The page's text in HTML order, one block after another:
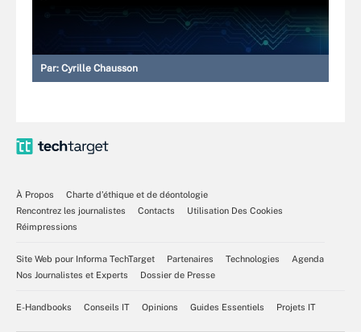
Par: Cyrille Chausson
À Propos
Charte d’éthique et de déontologie
Rencontrez les journalistes
Contacts
Utilisation Des Cookies
Réimpressions
Site Web pour Informa TechTarget Partenaires Technologies
Agenda
Nos Journalistes et Experts
Dossier de Presse
E-Handbooks Conseils IT Opinions Guides Essentiels Projets IT